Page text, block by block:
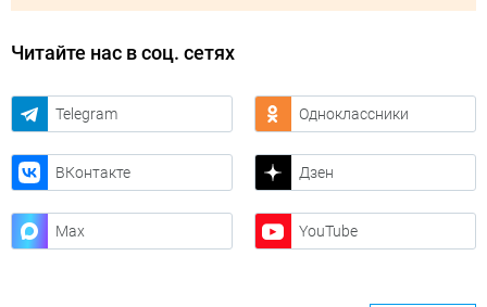
Читайте нас в соц. сетях
Telegram Одноклассники
ВКонтакте Дзен
Max YouTube